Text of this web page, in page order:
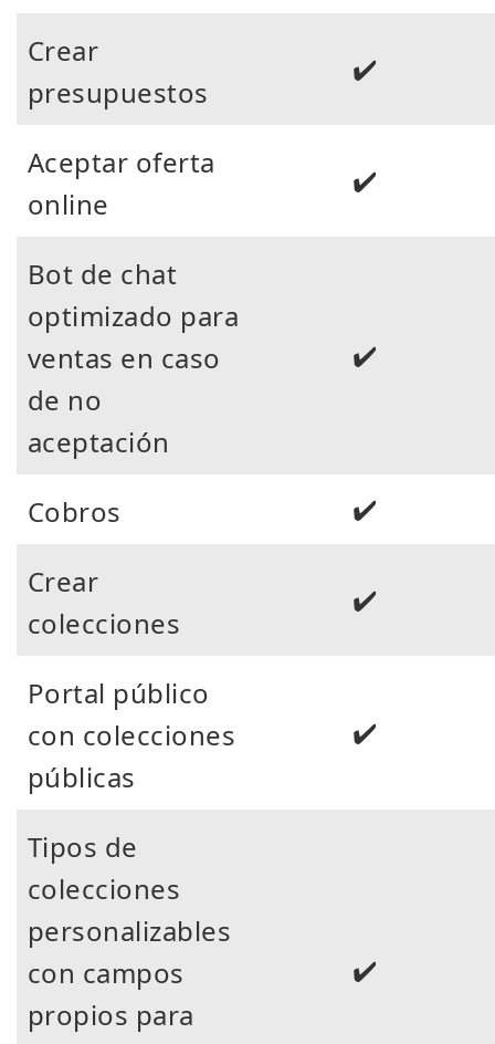
Crear
presupuestos
✔️
Aceptar oferta
online
✔️
Bot de chat
optimizado para
ventas en caso
de no
aceptación
✔️
Cobros
✔️
Crear
colecciones
✔️
Portal público
con colecciones
públicas
✔️
Tipos de
colecciones
personalizables
con campos
propios para
✔️